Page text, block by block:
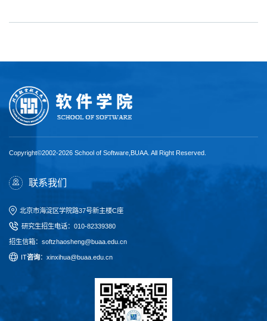
Copyright©2002-2026 School of Software,BUAA. All Right Reserved.
联系我们
北京市海淀区学院路37号新主楼C座
研究生招生电话： 010-82339380
招生信箱：softzhaosheng@buaa.edu.cn
T咨询：xinxihua@buaa.edu.cn